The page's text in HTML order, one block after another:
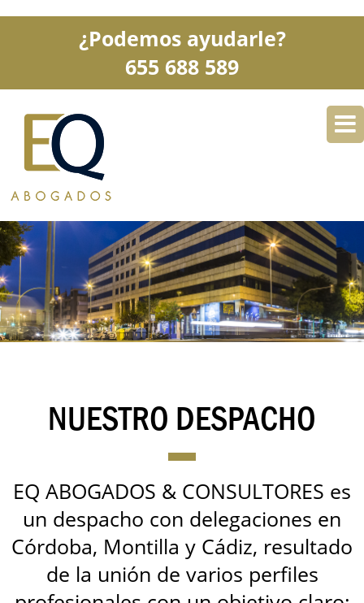
¿Podemos ayudarle?
655 688 589
DESPACHO
ESPECIALIDADES
SERVICIOS
BLOG CONTACTO
NUESTRO DESPACHO
EQ ABOGADOS & CONSULTORES es
un despacho con delegaciones en
Córdoba, Montilla y Cádiz, resultado
de la unión de varios perfiles